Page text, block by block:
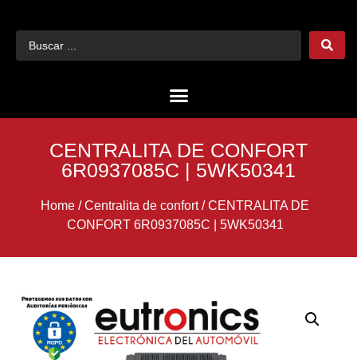
CENTRALITA DE CONFORT
6R0937085C | 5WK50341
Home /Centralita de confort/CENTRALITA DE
CONFORT 6R0937085C | 5WK50341